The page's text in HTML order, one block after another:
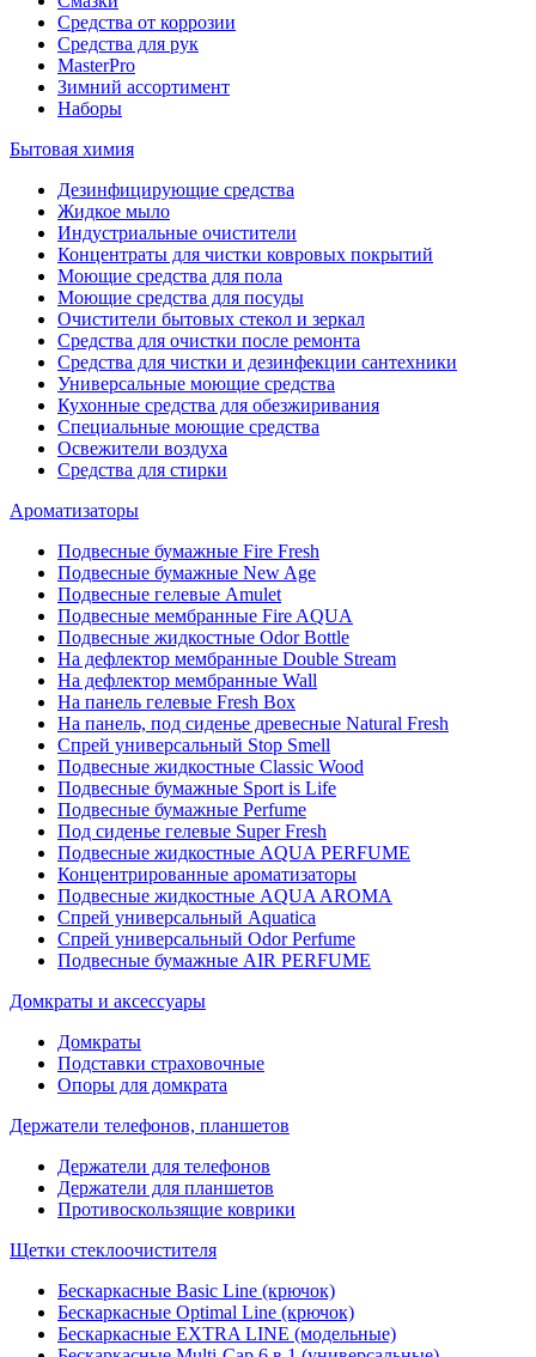
Средства от коррозии
Средства для рук
MasterPro
Зимний ассортимент
Наборы
Бытовая химия
Дезинфицирующие средства
Жидкое мыло
Индустриальные очистители
Концентраты для чистки ковровых покрытий
Моющие средства для пола
Моющие средства для посуды
Очистители бытовых стекол и зеркал
Средства для очистки после ремонта
Средства для чистки и дезинфекции сантехники
Универсальные моющие средства
Кухонные средства для обезжиривания
Специальные моющие средства
Освежители воздуха
Средства для стирки
Ароматизаторы
Подвесные бумажные Fire Fresh
Подвесные бумажные New Age
Подвесные гелевые Amulet
Подвесные мембранные Fire AQUA
Подвесные жидкостные Odor Bottle
На дефлектор мембранные Double Stream
На дефлектор мембранные Wall
На панель гелевые Fresh Box
На панель, под сиденье древесные Natural Fresh
Спрей универсальный Stop Smell
Подвесные жидкостные Classic Wood
Подвесные бумажные Sport is Life
Подвесные бумажные Perfume
Под сиденье гелевые Super Fresh
Подвесные жидкостные AQUA PERFUME
Концентрированные ароматизаторы
Подвесные жидкостные AQUA AROMA
Спрей универсальный Aquatica
Спрей универсальный Odor Perfume
Подвесные бумажные AIR PERFUME
Домкраты и аксессуары
Домкраты
Подставки страховочные
Опоры для домкрата
Держатели телефонов, планшетов
Держатели для телефонов
Держатели для планшетов
Противоскользящие коврики
Щетки стеклоочистителя
Бескаркасные Basic Line (крючок)
Бескаркасные Optimal Line (крючок)
Бескаркасные EXTRA LINE (модельные)